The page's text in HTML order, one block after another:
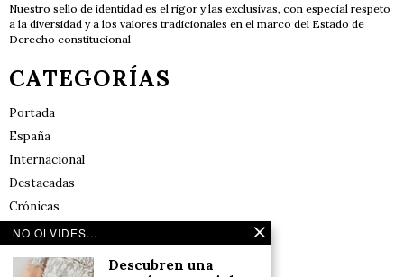
Nuestro sello de identidad es el rigor y las exclusivas, con especial respeto
a la diversidad y a los valores tradicionales en el marco del Estado de
Derecho constitucional
CATEGORÍAS
Portada
España
Internacional
Destacadas
Crónicas
Noticias de deportes en España
NO OLVIDES...
Descubren una